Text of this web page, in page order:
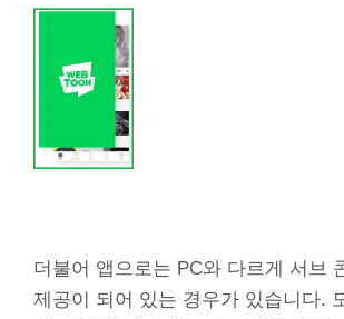
더불어 앱으로는 PC와 다르게 서브
제공이 되어 있는 경우가 있습니다.